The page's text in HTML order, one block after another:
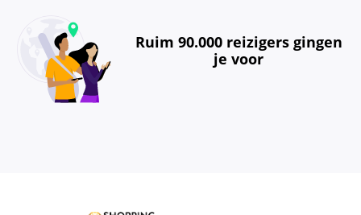
Ruim 90.000 reizigers gingen
je voor